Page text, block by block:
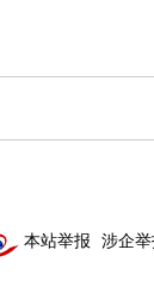
本站举报 涉企